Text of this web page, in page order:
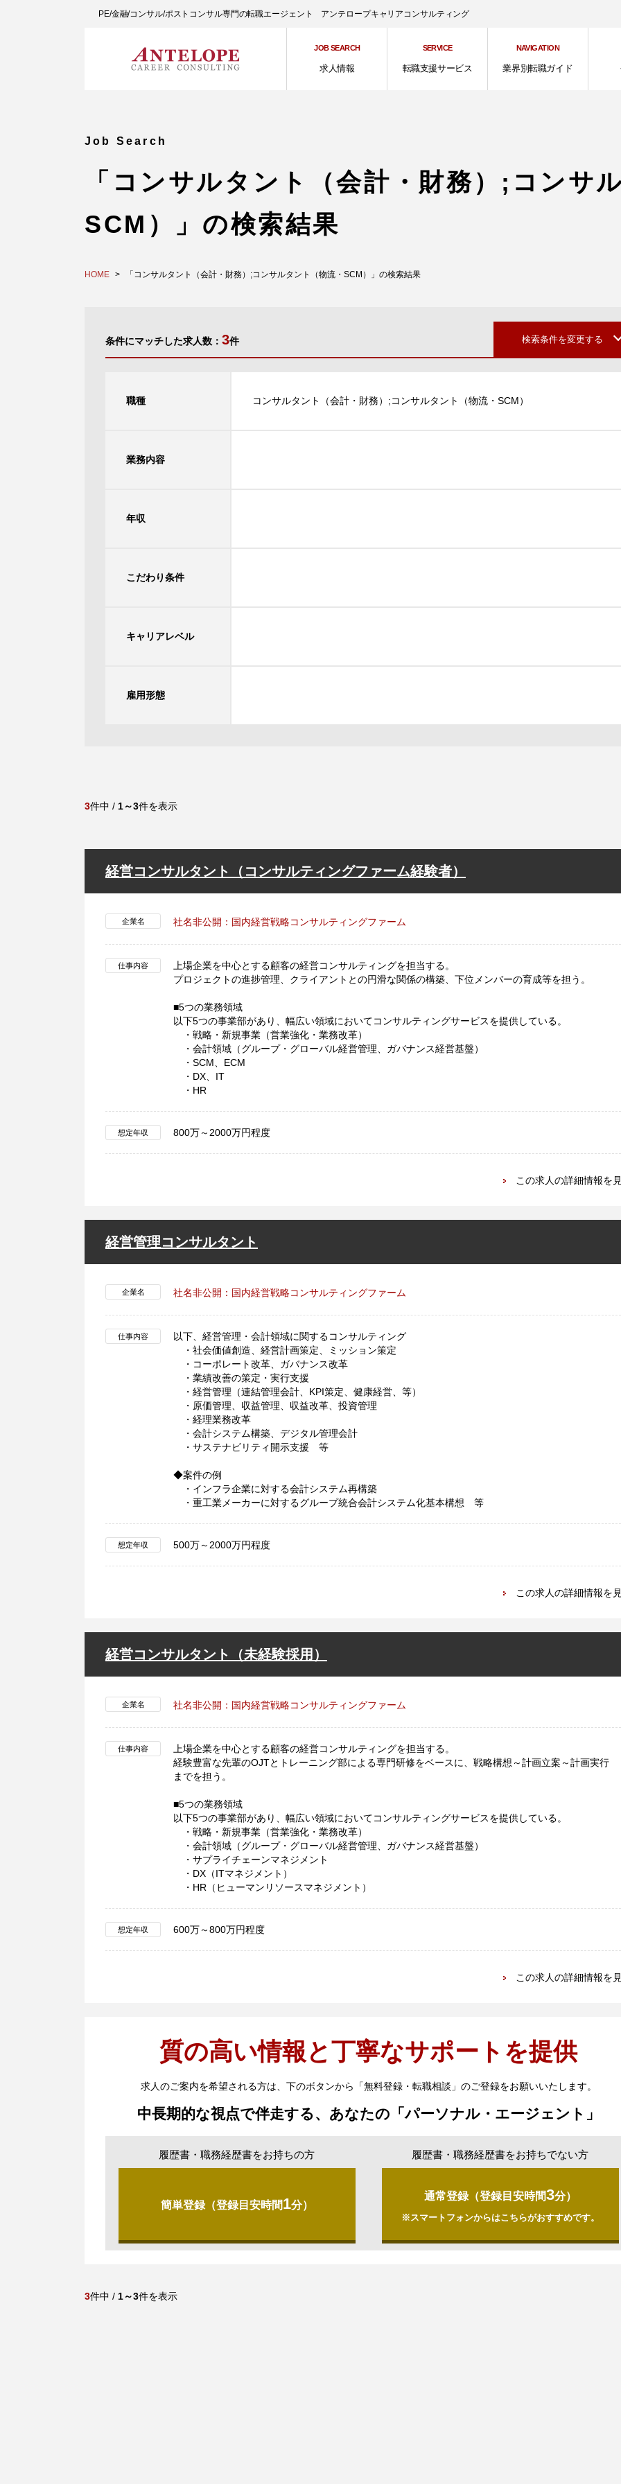
PE/金融/コンサル/ポストコンサル専門の転職エージェント アンテロープキャリアコンサルティング
JOB SEARCH
求人情報
SERVICE
転職支援サービス
NAVIGATION
業界別転職ガイド
Job Search
「コンサルタント（会計・財務）;コンサ
SCM）」の検索結果
HOME 「コンサルタント（会計・財務）;コンサルタント（物流・SCM）」の検索結果
条件にマッチした求人数： 3件 検索条件を変更する
職種 コンサルタント（会計・財務）;コンサルタント（物流・SCM）
業務内容
年収
こだわり条件
キャリアレベル
雇用形態
3件中 / 1～3件を表示
経営コンサルタント（コンサルティングファーム経験者）
企業名 社名非公開：国内経営戦略コンサルティングファーム
仕事内容
上場企業を中心とする顧客の経営コンサルティングを担当する。
プロジェクトの進捗管理、クライアントとの円滑な関係の構築、下位メンバーの育成等を担う。
■5つの業務領域
以下5つの事業部があり、幅広い領域においてコンサルティングサービスを提供している。
・戦略・新規事業（営業強化・業務改革）
・会計領域（グループ・グローバル経営管理、ガバナンス経営基盤）
・SCM、ECM
・DX、IT
・HR
想定年収 800万～2000万円程度
この求人の詳細情報を
経営管理コンサルタント
企業名 社名非公開：国内経営戦略コンサルティングファーム
仕事内容
以下、経営管理・会計領域に関するコンサルティング
・社会価値創造、経営計画策定、ミッション策定
・コーポレート改革、ガバナンス改革
・業績改善の策定・実行支援
・経営管理（連結管理会計、KPI策定、健康経営、等）
・原価管理、収益管理、収益改革、投資管理
・経理業務改革
・会計システム構築、デジタル管理会計
・サステナビリティ開示支援 等
◆案件の例
・インフラ企業に対する会計システム再構築
・重工業メーカーに対するグループ統合会計システム化基本構想 等
想定年収 500万～2000万円程度
この求人の詳細情報を
経営コンサルタント（未経験採用）
企業名 社名非公開：国内経営戦略コンサルティングファーム
仕事内容
上場企業を中心とする顧客の経営コンサルティングを担当する。
経験豊富な先輩のOJTとトレーニング部による専門研修をベースに、戦略構想～計画立案～計画実行
までを担う。
■5つの業務領域
以下5つの事業部があり、幅広い領域においてコンサルティングサービスを提供している。
・戦略・新規事業（営業強化・業務改革）
・会計領域（グループ・グローバル経営管理、ガバナンス経営基盤）
・サプライチェーンマネジメント
・DX（ITマネジメント）
・HR（ヒューマンリソースマネジメント）
想定年収 600万～800万円程度
この求人の詳細情報を
質の高い情報と丁寧なサポートを提供
求人のご案内を希望される方は、下のボタンから「無料登録・転職相談」のご登録をお願いいたします。
中長期的な視点で伴走する、あなたの「パーソナル・エージェント」
履歴書・職務経歴書をお持ちの方
簡単登録（登録目安時間1分）
履歴書・職務経歴書をお持ちでない方
通常登録（登録目安時間3分）
※スマートフォンからはこちらがおすすめです。
3件中 / 1～3件を表示